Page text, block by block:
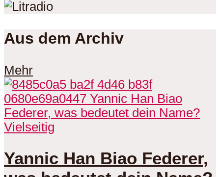
Aus dem Archiv
Mehr
Vielseitig
Yannic Han Biao Federer,